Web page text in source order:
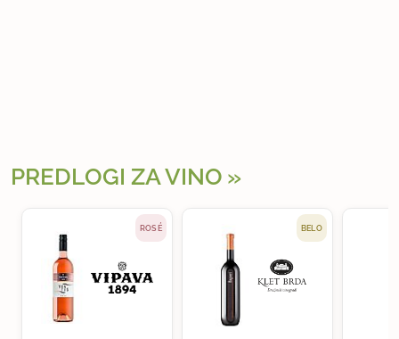
PREDLOGI ZA VINO
ROSÉ BELO